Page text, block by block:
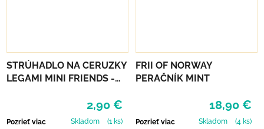
STRÚHADLO NA CERUZKY
LEGAMI MINI FRIENDS -
2,90 €
Pozrieť viac Skladom (1 ks)
FRII OF NORWAY
PERAČNÍK MINT
18,90 €
Pozrieť viac Skladom (4 ks)